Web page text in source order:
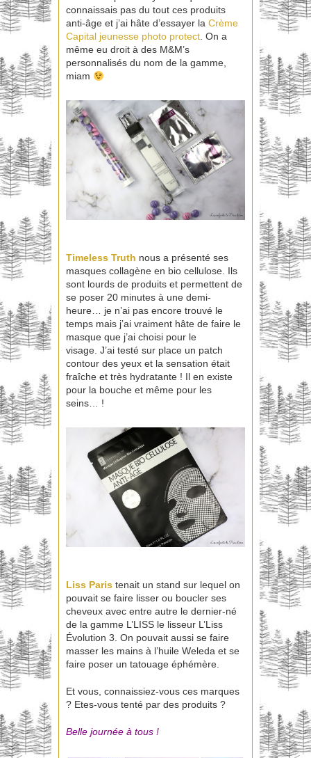
connaissais pas du tout ces produits
anti-âge et j’ai hâte d’essayer la Crème
Capital jeunesse photo protect . On a
même eu droit à des M&M’s
personnalisés du nom de la gamme,
miam
Timeless Truth nous a présenté ses
masques collagène en bio cellulose. Ils
sont lourds de produits et permettent de
se poser 20 minutes à une demi-
heure… je n’ai pas encore trouvé le
temps mais j’ai vraiment hâte de faire le
masque que j’ai choisi pour le
visage. J’ai testé sur place un patch
contour des yeux et la sensation était
fraîche et très hydratante ! Il en existe
pour la bouche et même pour les
seins… !
Liss Paris tenait un stand sur lequel on
pouvait se faire lisser ou boucler ses
cheveux avec entre autre le dernier-né
de la gamme L’LISS le lisseur L’Liss
Évolution 3. On pouvait aussi se faire
masser les mains à l’huile Weleda et se
faire poser un tatouage éphémère.
Et vous, connaissiez-vous ces marques
? Etes-vous tenté par des produits ?
Belle journée à tous !